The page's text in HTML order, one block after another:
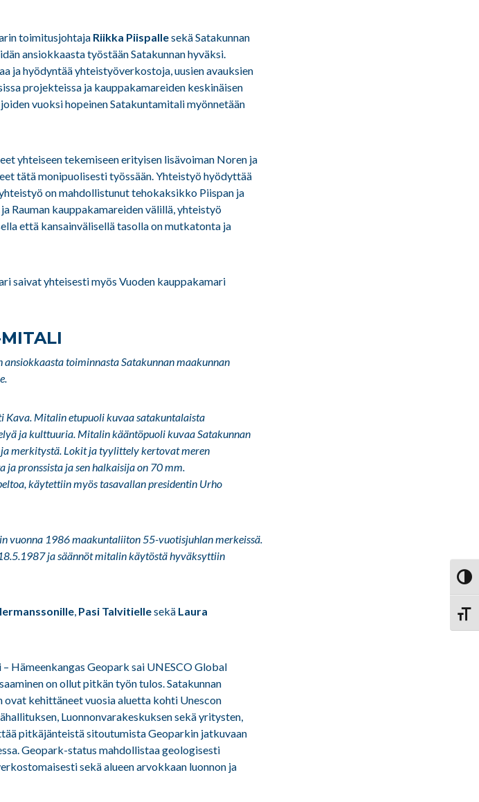
toimitusjohtaja Riikka Piispallesekä Satakunnan
ansiokkaasta työstään Satakunnan hyväksi.
ja hyödyntää yhteistyöverkostoja, uusien avauksien
projekteissa ja kauppakamareiden keskinäisen
vuoksi hopeinen Satakuntamitali myönnetään
yhteiseen tekemiseen erityisen lisävoiman Noren ja
tätä monipuolisesti työssään. Yhteistyö hyödyttää
on mahdollistunut tehokaksikko Piispan ja
Rauman kauppakamareiden välillä, yhteistyö
että kansainvälisellä tasolla on mutkatonta ja
saivat yhteisesti myös Vuoden kauppakamari
toiminnasta Satakunnan maakunnan
Mitalin etupuoli kuvaa satakuntalaista
ja kulttuuria. Mitalin kääntöpuoli kuvaa Satakunnan
merkitystä. Lokit ja tyylittely kertovat meren
pronssista ja sen halkaisija on 70 mm.
käytettiin myös tasavallan presidentin Urho
1986 maakuntaliiton 55-vuotisjuhlan merkeissä.
ja säännöt mitalin käytöstä hyväksyttiin
, Pasi Talvitiellesekä Laura
Hämeenkangas Geopark sai UNESCO Global
on ollut pitkän työn tulos. Satakunnan
ovat kehittäneet vuosia aluetta kohti Unescon
Luonnonvarakeskuksen sekä yritysten,
pitkäjänteistä sitoutumista Geoparkin jatkuvaan
Geopark-status mahdollistaa geologisesti
sekä alueen arvokkaan luonnon ja